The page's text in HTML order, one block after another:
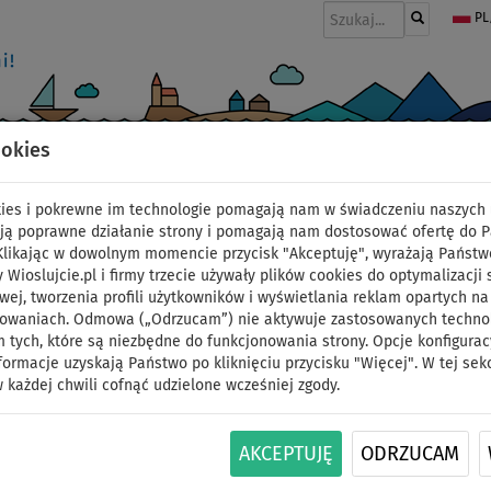
i pokrewne im technologie pomagają nam w świadczeniu naszych
poprawne działanie strony i pomagają nam dostosować ofertę do
w dowolnym momencie przycisk "Akceptuję", wyrażają
Wioslujcie.pl i firmy trzecie używały plików cookies do optymalizacji
tworzenia profili użytkowników i wyświetlania reklam opartych na
Odmowa („Odrzucam”) nie aktywuje zastosowanych
tych, które są niezbędne do funkcjonowania strony. Opcje
uzyskają Państwo po kliknięciu przycisku "Więcej". W tej
każdej chwili cofnąć udzielone wcześniej zgody.
AKCEPTUJĘ ODRZUCAM
Deska WindSUP STX
Teal/Orange -
zestaw podstawowy
WIOSŁO W
275 l
OPCJA
DARMOWA